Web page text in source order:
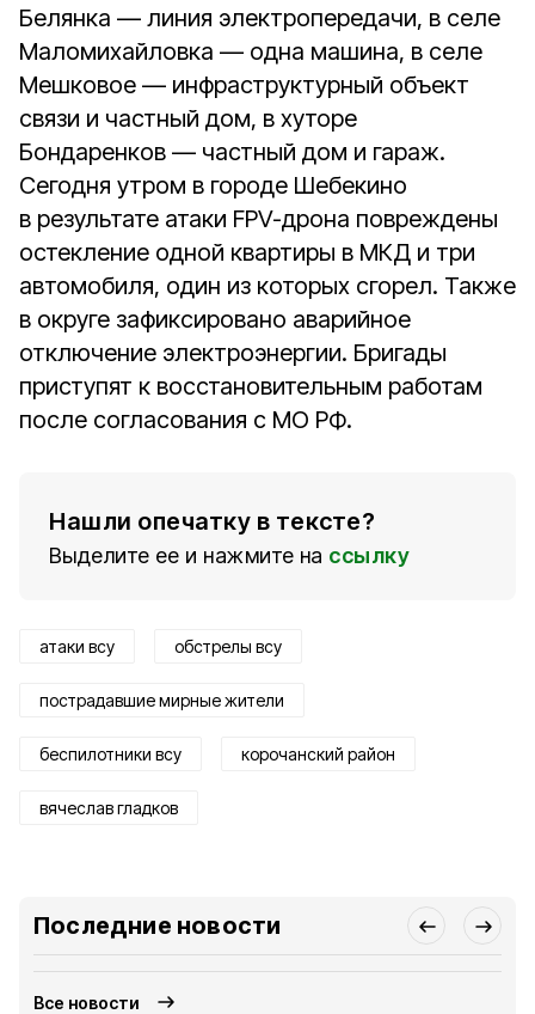
Белянка — линия электропередачи, в селе
Маломихайловка — одна машина, в селе
Мешковое — инфраструктурный объект
связи и частный дом, в хуторе
Бондаренков — частный дом и гараж.
Сегодня утром в городе Шебекино
в результате атаки FPV-дрона повреждены
остекление одной квартиры в МКД и три
автомобиля, один из которых сгорел. Также
в округе зафиксировано аварийное
отключение электроэнергии. Бригады
приступят к восстановительным работам
после согласования с МО РФ.
Нашли опечатку в тексте?
Выделите ее и нажмите на ссылку
атаки всу обстрелы всу
пострадавшие мирные жители
беспилотники всу корочанский район
вячеслав гладков
Последние новости
Все новости